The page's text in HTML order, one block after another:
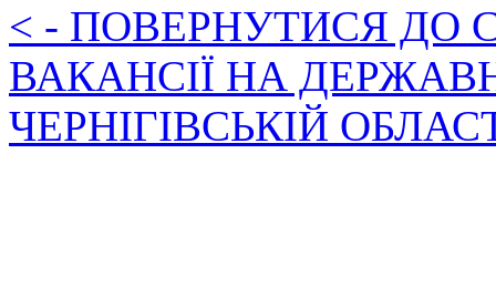
< - ПОВЕРНУТИСЯ ДО
ВАКАНСІЇ НА
ЧЕРНІГІВСЬКІЙ